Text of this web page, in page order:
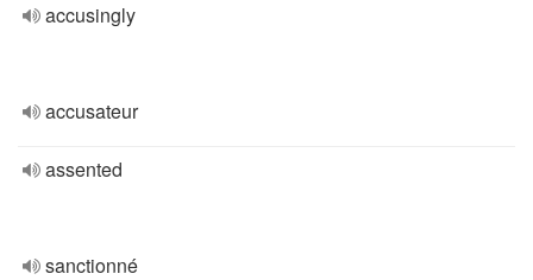
accusingly
accusateur
assented
sanctionné